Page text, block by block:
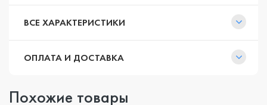
ВСЕ ХАРАКТЕРИСТИКИ
ОПЛАТА И ДОСТАВКА
Похожие товары